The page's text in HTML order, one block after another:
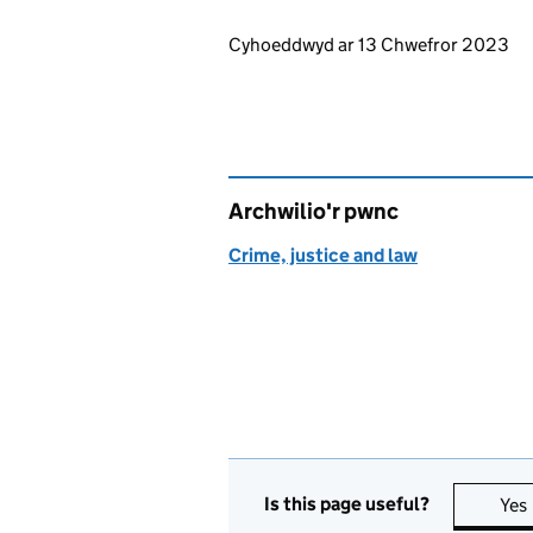
Updates to this page
Cyhoeddwyd ar 13 Chwefror 2023
Archwilio'r pwnc
Crime, justice and law
Is this page useful? Yes